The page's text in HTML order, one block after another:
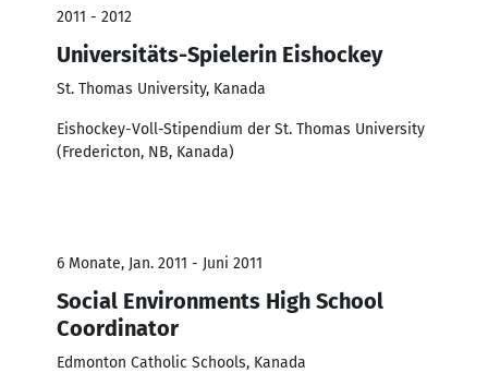
2011 - 2012
Universitäts-Spielerin Eishockey
St. Thomas University, Kanada
Eishockey-Voll-Stipendium der St. Thomas University
(Fredericton, NB, Kanada)
6 Monate, Jan. 2011 - Juni 2011
Social Environments High School
Coordinator
Edmonton Catholic Schools, Kanada